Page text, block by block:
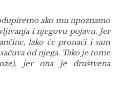
ako mu upoznamo
i njegovu pojavu. Jer
lako će pronaći i sam
od njega. Tako je tome
jer ona je društvena